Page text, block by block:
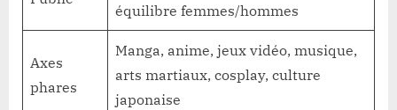
équilibre femmes/hommes
Axes
phares
Manga, anime, jeux vidéo, musique,
arts martiaux, cosplay, culture
japonaise